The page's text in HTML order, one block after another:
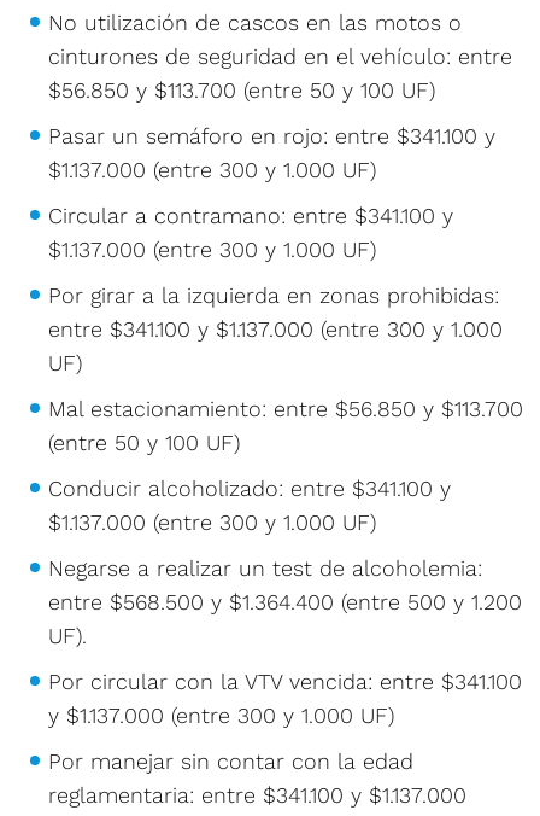
No utilización de cascos en las motos o
cinturones de seguridad en el vehículo: entre
$56.850 y $113.700 (entre 50 y 100 UF)
Pasar un semáforo en rojo: entre $341.100 y
$1.137.000 (entre 300 y 1.000 UF)
Circular a contramano: entre $341.100 y
$1.137.000 (entre 300 y 1.000 UF)
Por girar a la izquierda en zonas prohibidas:
entre $341.100 y $1.137.000 (entre 300 y 1.000
UF)
Mal estacionamiento: entre $56.850 y $113.700
(entre 50 y 100 UF)
Conducir alcoholizado: entre $341.100 y
$1.137.000 (entre 300 y 1.000 UF)
Negarse a realizar un test de alcoholemia:
entre $568.500 y $1.364.400 (entre 500 y 1.200
UF).
Por circular con la VTV vencida: entre $341.100
y $1.137.000 (entre 300 y 1.000 UF)
Por manejar sin contar con la edad
reglamentaria: entre $341.100 y $1.137.000